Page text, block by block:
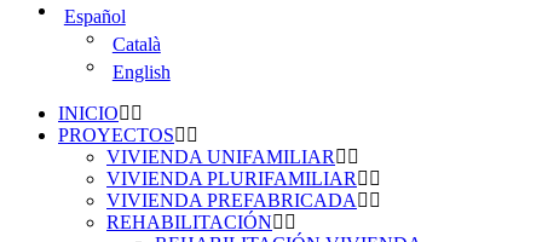
Español
Català
English
INICIO
PROYECTOS
VIVIENDA UNIFAMILIAR
VIVIENDA PLURIFAMILIAR
VIVIENDA PREFABRICADA
REHABILITACIÓN